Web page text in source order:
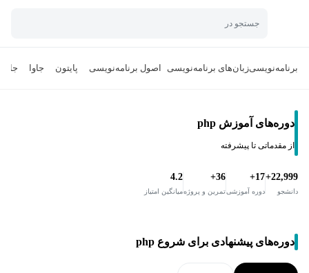
جستجو در
برنامه‌نویسیزبان‌های برنامه‌نویسی اصول برنامه‌نویسی پایتون جاوا
دوره‌های آموزش php
از مقدماتی تا پیشرفته
22,999+
دانشجو
17+
دوره آموزشی
36+
تمرین و پروژه
4.2
میانگین امتیاز
دوره‌های پیشنهادی برای شروع php